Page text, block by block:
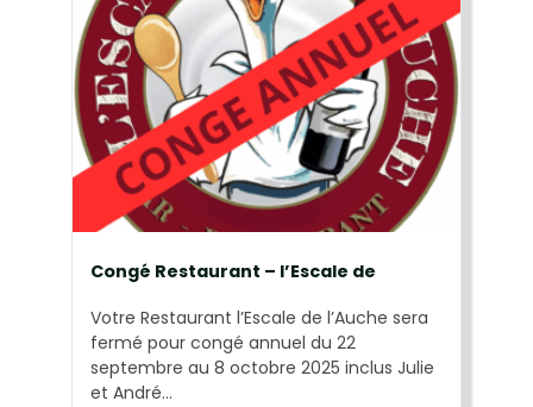
Congé Restaurant – l’Escale de
Votre Restaurant l’Escale de l’Auche sera
fermé pour congé annuel du 22
septembre au 8 octobre 2025 inclus Julie
et André...